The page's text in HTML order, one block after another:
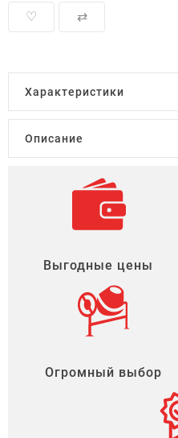
♡ ⇄
Характеристики
Описание
Выгодные цены
Огромный выбор